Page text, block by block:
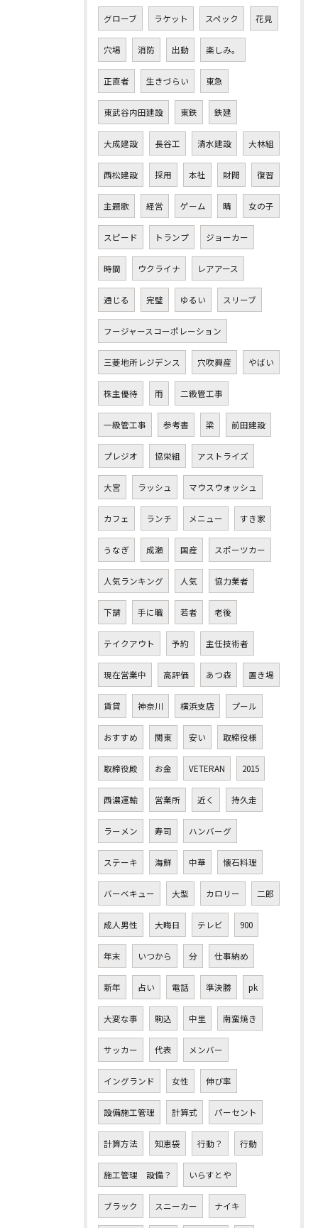
グローブ ラケット スペック 花見
穴場 消防 出動 楽しみ。
正直者 生きづらい 東急
東武谷内田建設 東鉄 鉄建
大成建設 長谷工 清水建設 大林組
西松建設 採用 本社 財閥 復習
主題歌 経営 ゲーム 晴 女の子
スピード トランプ ジョーカー
時間 ウクライナ レアアース
通じる 完璧 ゆるい スリーブ
フージャースコーポレーション
三菱地所レジデンス 穴吹興産 やばい
株主優待 雨 二級管工事
一級管工事 参考書 梁 前田建設
プレジオ 協栄組 アストライズ
大宮 ラッシュ マウスウォッシュ
カフェ ランチ メニュー すき家
うなぎ 成瀬 国産 スポーツカー
人気ランキング 人気 協力業者
下請 手に職 若者 老後
テイクアウト 予約 主任技術者
現在営業中 高評価 あつ森 置き場
賃貸 神奈川 横浜支店 プール
おすすめ 関東 安い 取締役様
取締役殿 お金 VETERAN 2015
西濃運輸 営業所 近く 持久走
ラーメン 寿司 ハンバーグ
ステーキ 海鮮 中華 懐石料理
バーベキュー 大型 カロリー 二郎
成人男性 大晦日 テレビ 900
年末 いつから 分 仕事納め
新年 占い 電話 準決勝 pk
大変な事 駒込 中里 南蛮焼き
サッカー 代表 メンバー
イングランド 女性 伸び率
設備施工管理 計算式 パーセント
計算方法 知恵袋 行動？ 行動
施工管理 設備？ いらすとや
ブラック スニーカー ナイキ